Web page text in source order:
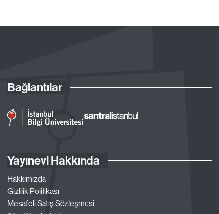
Bağlantılar
Yayınevi Hakkında
Hakkımızda
Gizlilik Politikası
Mesafeli Satış Sözleşmesi